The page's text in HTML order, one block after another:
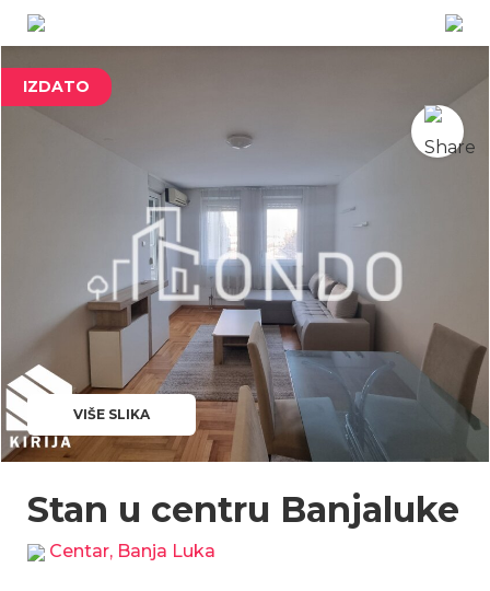
Stan u centru Banjaluke
Centar, Banja Luka
IZDATO
VIŠE SLIKA